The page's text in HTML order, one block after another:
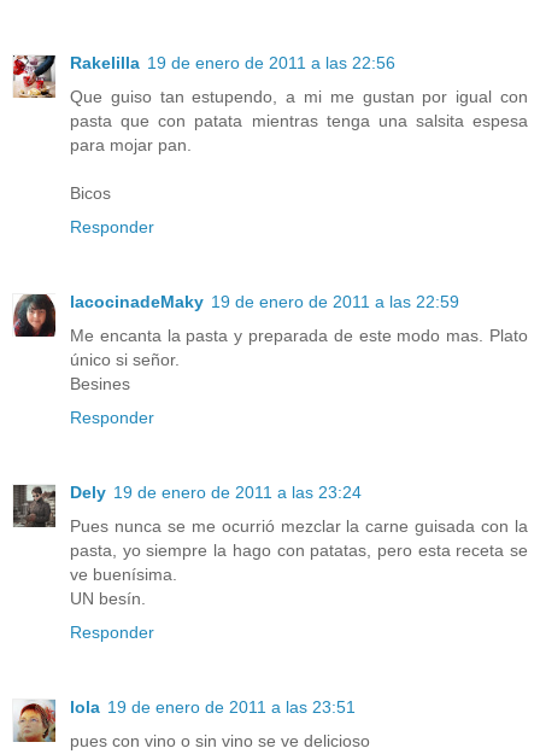
Rakelilla 19 de enero de 2011 a las 22:56
Que guiso tan estupendo, a mi me gustan por igual con
pasta que con patata mientras tenga una salsita espesa
para mojar pan.
Bicos
Responder
lacocinadeMaky 19 de enero de 2011 a las 22:59
Me encanta la pasta y preparada de este modo mas. Plato
único si señor.
Besines
Responder
Dely 19 de enero de 2011 a las 23:24
Pues nunca se me ocurrió mezclar la carne guisada con la
pasta, yo siempre la hago con patatas, pero esta receta se
ve buenísima.
UN besín.
Responder
lola 19 de enero de 2011 a las 23:51
pues con vino o sin vino se ve delicioso